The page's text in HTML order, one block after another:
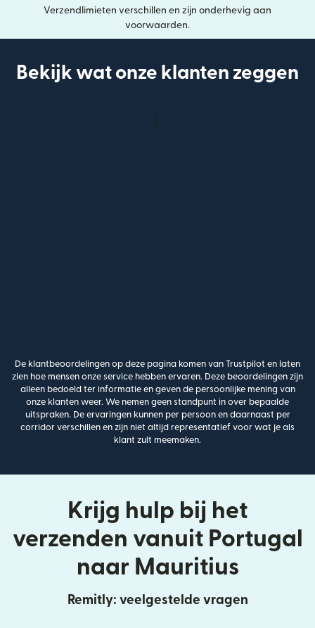
Verzendlimieten verschillen en zijn onderhevig aan
voorwaarden.
Bekijk wat onze klanten zeggen
De klantbeoordelingen op deze pagina komen van Trustpilot en laten
zien hoe mensen onze service hebben ervaren. Deze beoordelingen zijn
alleen bedoeld ter informatie en geven de persoonlijke mening van
onze klanten weer. We nemen geen standpunt in over bepaalde
uitspraken. De ervaringen kunnen per persoon en daarnaast per
corridor verschillen en zijn niet altijd representatief voor wat je als
klant zult meemaken.
Krijg hulp bij het
verzenden vanuit Portugal
naar Mauritius
Remitly: veelgestelde vragen